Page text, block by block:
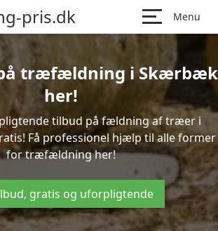
pris.dk Menu
træfældning i Skærbæk
her!
tilbud på fældning af træer i
Få professionel hjælp til alle former
for træfældning her!
gratis og uforpligtende